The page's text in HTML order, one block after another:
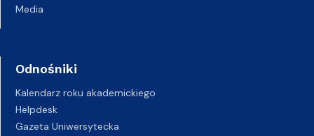
Media
Odnośniki
Kalendarz roku akademickiego
Helpdesk
Gazeta Uniwersytecka